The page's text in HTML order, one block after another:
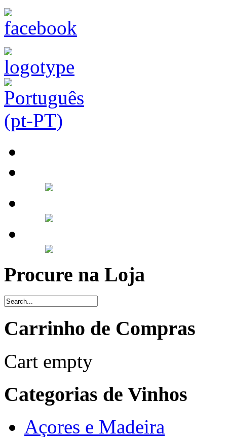
Procure na Loja
Carrinho de Compras
Cart empty
Categorias de Vinhos
Açores e Madeira